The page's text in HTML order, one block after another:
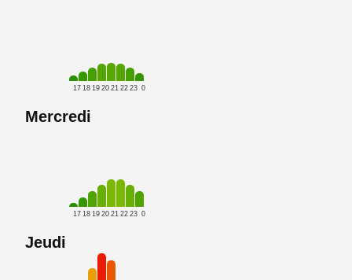
17 18 19 20 21 22 23 0
Mercredi
17 18 19 20 21 22 23 0
Jeudi